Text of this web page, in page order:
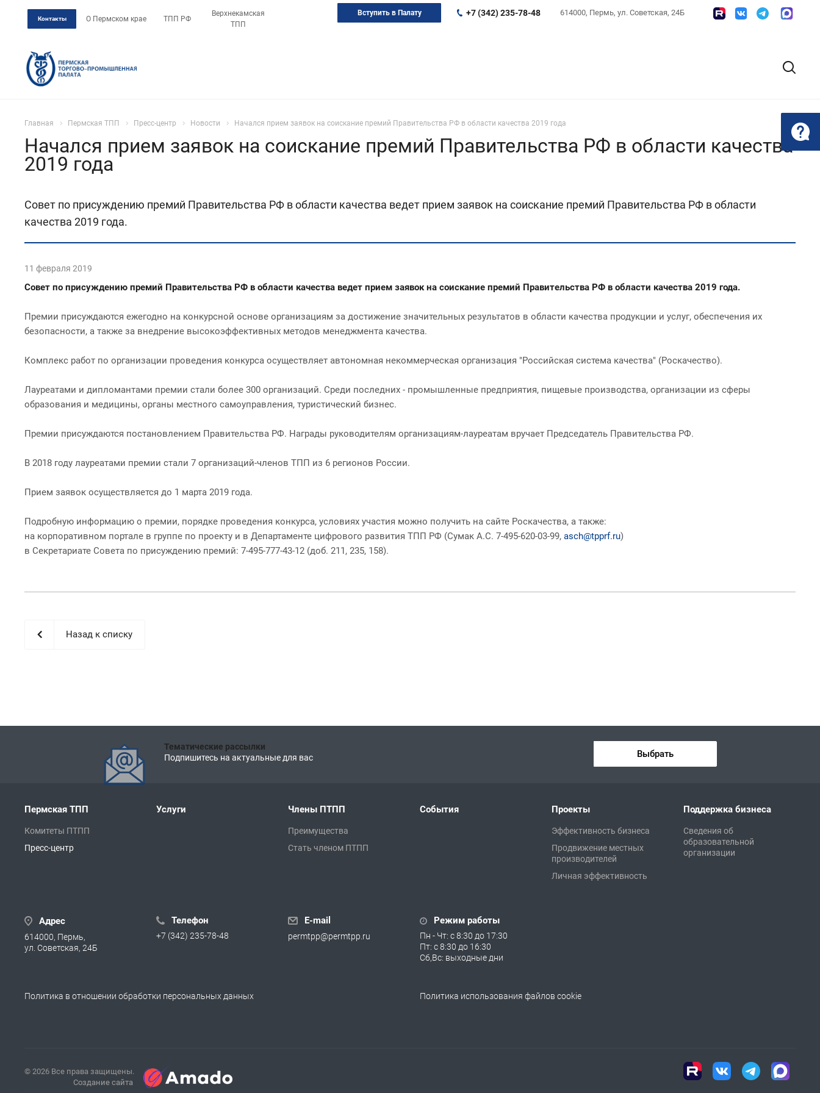
Контакты О Пермском крае ТПП РФ
Верхнекамская
ТПП
614000, Пермь, ул. Советская, 24Б
+7 (342) 235-78-48
Вступить в Палату
Главная Пермская ТПП Пресс-центр Новости Начался прием заявок на соискание премий Правительства РФ в области качества 2019 года
Начался прием заявок на соискание премий Правительства РФ в области качества
2019 года
Совет по присуждению премий Правительства РФ в области качества ведет прием заявок на соискание премий Правительства РФ в области
качества 2019 года.
11 февраля 2019
Совет по присуждению премий Правительства РФ в области качества ведет прием заявок на соискание премий Правительства РФ в области качества 2019 года.
Премии присуждаются ежегодно на конкурсной основе организациям за достижение значительных результатов в области качества продукции и услуг, обеспечения их
безопасности, а также за внедрение высокоэффективных методов менеджмента качества.
Комплекс работ по организации проведения конкурса осуществляет автономная некоммерческая организация "Российская система качества" (Роскачество).
Лауреатами и дипломантами премии стали более 300 организаций. Среди последних - промышленные предприятия, пищевые производства, организации из сферы
образования и медицины, органы местного самоуправления, туристический бизнес.
Премии присуждаются постановлением Правительства РФ. Награды руководителям организациям-лауреатам вручает Председатель Правительства РФ.
В 2018 году лауреатами премии стали 7 организаций-членов ТПП из 6 регионов России.
Прием заявок осуществляется до 1 марта 2019 года.
Подробную информацию о премии, порядке проведения конкурса, условиях участия можно получить на сайте Роскачества, а также:
на корпоративном портале в группе по проекту и в Департаменте цифрового развития ТПП РФ (Сумак А.С. 7-495-620-03-99, asch@tpprf.ru)
в Секретариате Совета по присуждению премий: 7-495-777-43-12 (доб. 211, 235, 158).
Назад к списку
Тематические рассылки
Подпишитесь на актуальные для вас
Выбрать
Пермская ТПП
Комитеты ПТПП
Пресс-центр
Услуги Члены ПТПП
Преимущества
Стать членом ПТПП
События Проекты
Эффективность бизнеса
Продвижение местных
производителей
Личная эффективность
Поддержка бизнеса
Сведения об
образовательной
организации
Адрес
614000, Пермь,
ул. Советская, 24Б
Телефон
+7 (342) 235-78-48
E-mail
permtpp@permtpp.ru
Режим работы
Пн - Чт: с 8:30 до 17:30
Пт: с 8:30 до 16:30
Сб,Вс: выходные дни
Политика в отношении обработки персональных данных Политика использования файлов cookie
© 2026 Все права защищены.
Создание сайта